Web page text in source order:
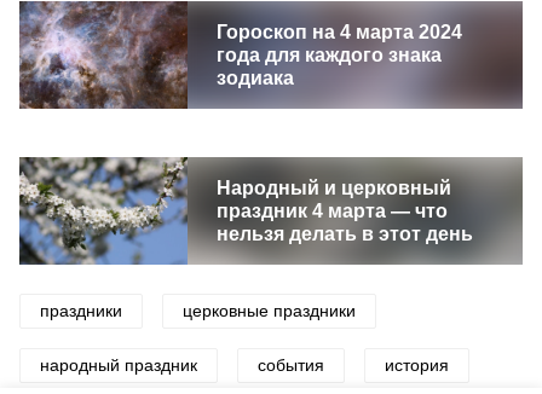
Гороскоп на 4 марта 2024
года для каждого знака
зодиака
Народный и церковный
праздник 4 марта — что
нельзя делать в этот день
праздники церковные праздники
народный праздник события история